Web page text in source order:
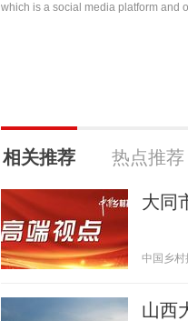
which is a social media platform and
相关推荐 热点推荐
大同
中国乡
山西